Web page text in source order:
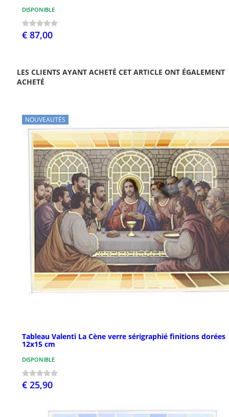
DISPONIBLE
€ 87,00
LES CLIENTS AYANT ACHETÉ CET ARTICLE ONT ÉGALEMENT
ACHETÉ
NOUVEAUTÉS
Tableau Valenti La Cène verre sérigraphié finitions dorées
12x15 cm
DISPONIBLE
€ 25,90